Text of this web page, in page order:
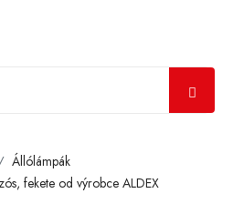
Állólámpák
fekete od výrobce ALDEX